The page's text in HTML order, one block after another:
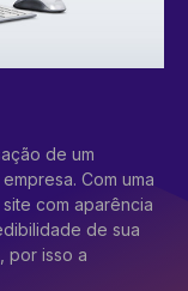
de um
Com uma
com aparência
de sua
por isso a